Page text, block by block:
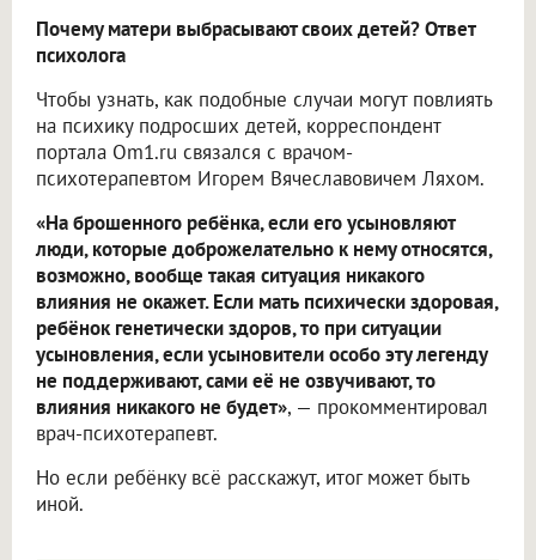
Почему матери выбрасывают своих детей? Ответ
психолога
Чтобы узнать, как подобные случаи могут повлиять
на психику подросших детей, корреспондент
портала Om1.ru связался с врачом-
психотерапевтом Игорем Вячеславовичем Ляхом.
«На брошенного ребёнка, если его усыновляют
люди, которые доброжелательно к нему относятся,
возможно, вообще такая ситуация никакого
влияния не окажет. Если мать психически здоровая,
ребёнок генетически здоров, то при ситуации
усыновления, если усыновители особо эту легенду
не поддерживают, сами её не озвучивают, то
влияния никакого не будет», — прокомментировал
врач-психотерапевт.
Но если ребёнку всё расскажут, итог может быть
иной.